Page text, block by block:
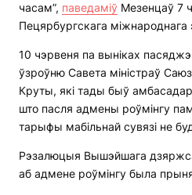
часам”, паведаміў Мезенцаў 7
Пецярбургскага
10 чэрвеня па выніках
ўзроўню Савета міністраў
Круты, які тады быў
што пасля адмены роўмінгу
тарыфы мабільнай сувязі не
Рэзалюцыя Вышэйшага
аб адмене роўмінгу была